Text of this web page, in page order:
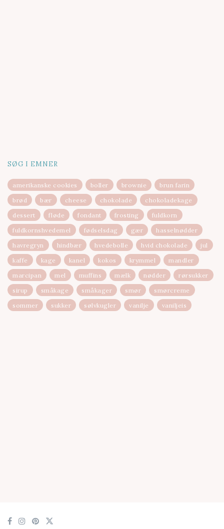
SØG I EMNER
amerikanske cookies boller brownie
brun farin
brød
bær cheese chokolade
chokoladekage
dessert
fløde fondant frosting
fuldkorn
fuldkornshvedemel
fødselsdag gær
hasselnødder
havregryn
hindbær hvedebolle hvid chokolade
jul
kaffe
kage kanel kokos krymmel
mandler
marcipan
mel muffins mælk nødder
rørsukker
sirup
småkage småkager smør
smørcreme
sommer
sukker sølvkugler vanilje vaniljeis